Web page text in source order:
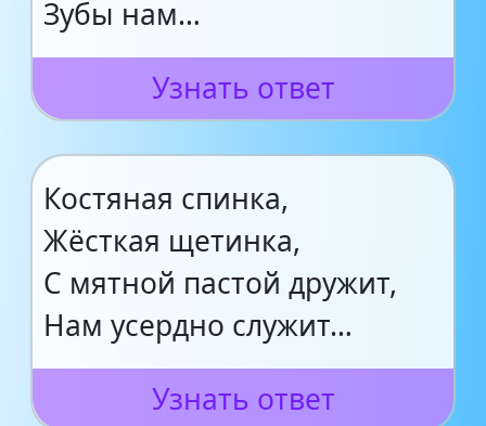
Зубы нам…
Узнать ответ
Костяная спинка,
Жёсткая щетинка,
С мятной пастой дружит,
Нам усердно служит…
Узнать ответ